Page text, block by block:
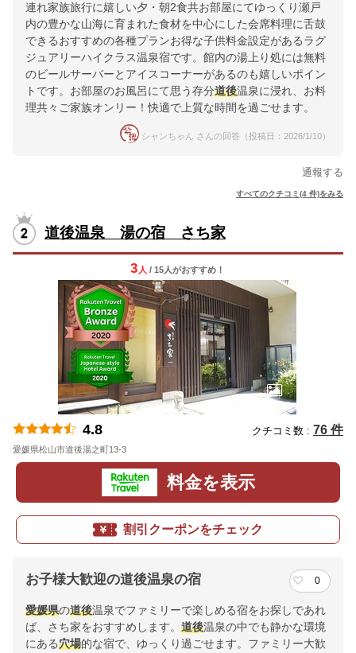
連れ家族旅行に嬉しい夕・朝2食共お部屋にてゆっくり瀬戸
内の豊かな山海に育まれた食材を中心にした会席料理に舌鼓
できるおすすめの各種プランお得な子供料金設定があるラグ
ジュアリーハイクラス温泉宿です。館内の湯上り処には無料
のビールサーバーとアイスコーナーがあるのも嬉しいポイン
トです。お部屋のお風呂にて思う存分道後温泉に浸れ、お料
理共々ご家族オンリー！快適で上質な時間を過ごせます。
シャンちゃん さんの回答（投稿日：2026/1/10）
通報する
すべてのクチコミ(4 件)をみる
道後温泉 湯の宿 さち家
3 人 / 15人がおすすめ！
4.8 クチコミ数 : 76 件
愛媛県松山市道後湯之町13-3
料金を表示
割引クーポンをチェック
お子様大歓迎の道後温泉の宿 0
愛媛県の道後温泉でファミリーで楽しめる宿をお探しであれ
ば、さち家をおすすめします。 道後温泉の中でも静かな環境
にある穴場的な宿で、ゆっくり過ごせます。ファミリー大歓